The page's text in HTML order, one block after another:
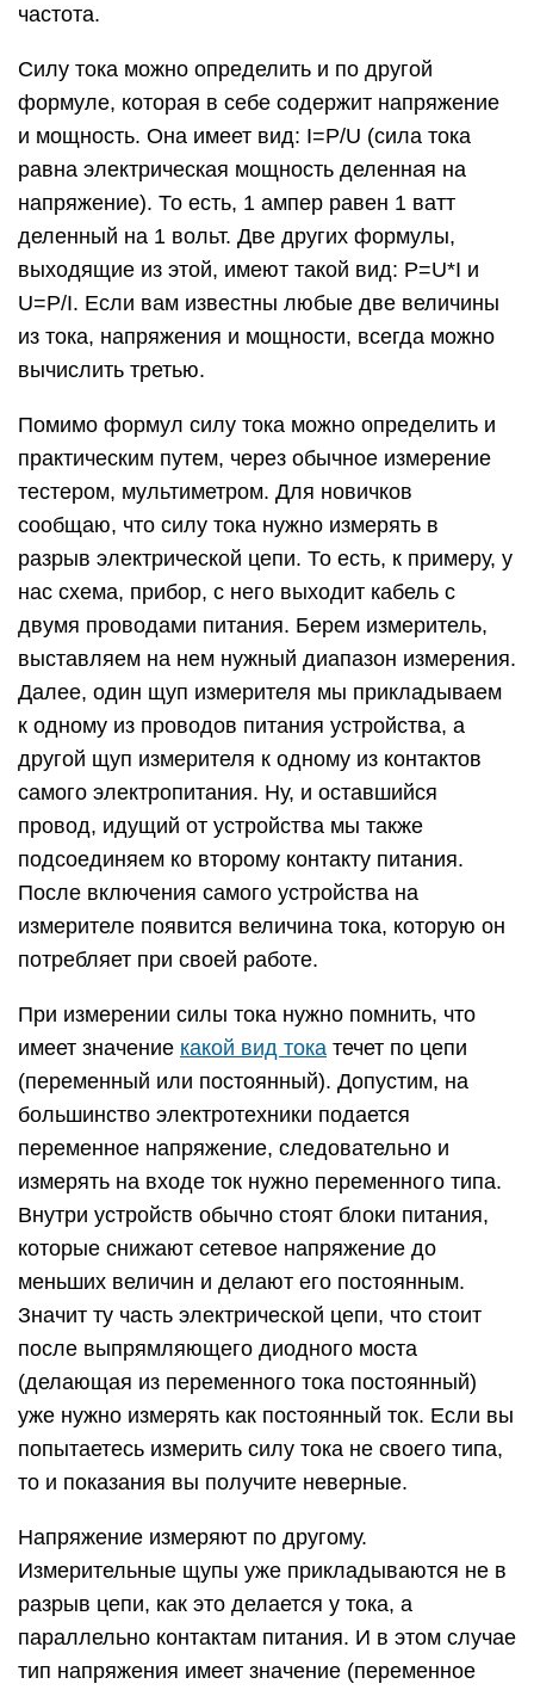
частота.
Силу тока можно определить и по другой
формуле, которая в себе содержит напряжение
и мощность. Она имеет вид: I=P/U (сила тока
равна электрическая мощность деленная на
напряжение). То есть, 1 ампер равен 1 ватт
деленный на 1 вольт. Две других формулы,
выходящие из этой, имеют такой вид: P=U*I и
U=P/I. Если вам известны любые две величины
из тока, напряжения и мощности, всегда можно
вычислить третью.
Помимо формул силу тока можно определить и
практическим путем, через обычное измерение
тестером, мультиметром. Для новичков
сообщаю, что силу тока нужно измерять в
разрыв электрической цепи. То есть, к примеру, у
нас схема, прибор, с него выходит кабель с
двумя проводами питания. Берем измеритель,
выставляем на нем нужный диапазон измерения.
Далее, один щуп измерителя мы прикладываем
к одному из проводов питания устройства, а
другой щуп измерителя к одному из контактов
самого электропитания. Ну, и оставшийся
провод, идущий от устройства мы также
подсоединяем ко второму контакту питания.
После включения самого устройства на
измерителе появится величина тока, которую он
потребляет при своей работе.
При измерении силы тока нужно помнить, что
имеет значение какой вид тока течет по цепи
(переменный или постоянный). Допустим, на
большинство электротехники подается
переменное напряжение, следовательно и
измерять на входе ток нужно переменного типа.
Внутри устройств обычно стоят блоки питания,
которые снижают сетевое напряжение до
меньших величин и делают его постоянным.
Значит ту часть электрической цепи, что стоит
после выпрямляющего диодного моста
(делающая из переменного тока постоянный)
уже нужно измерять как постоянный ток. Если вы
попытаетесь измерить силу тока не своего типа,
то и показания вы получите неверные.
Напряжение измеряют по другому.
Измерительные щупы уже прикладываются не в
разрыв цепи, как это делается у тока, а
параллельно контактам питания. И в этом случае
тип напряжения имеет значение (переменное